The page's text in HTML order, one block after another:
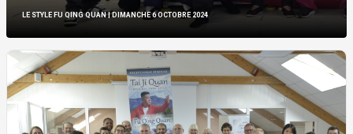
LE STYLE FU QING QUAN| DIMANCHE 6 OCTOBRE 2024